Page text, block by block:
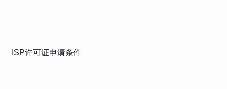
ISP许可证申请条件